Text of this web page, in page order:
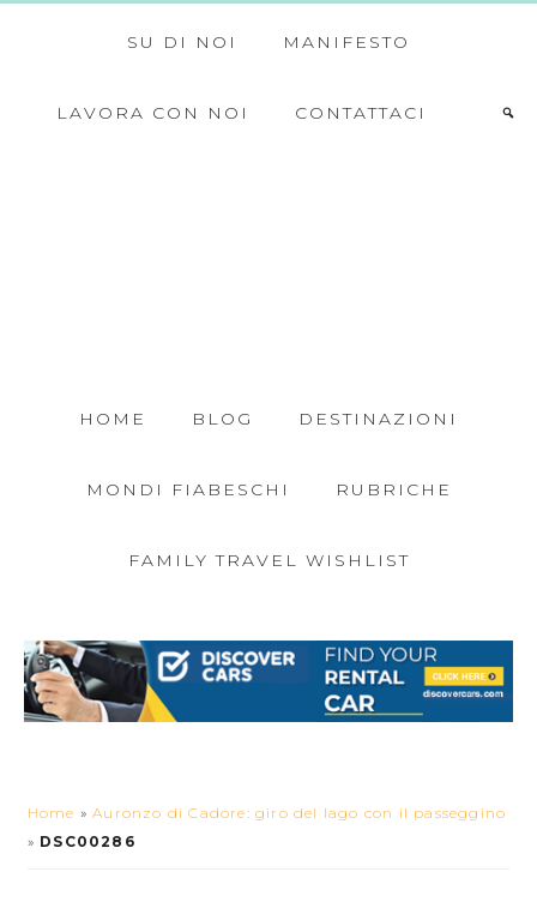
SU DI NOI MANIFESTO
LAVORA CON NOI CONTATTACI
HOME BLOG DESTINAZIONI
MONDI FIABESCHI RUBRICHE
FAMILY TRAVEL WISHLIST
Home »Auronzo di Cadore: giro del lago con il passeggino
» DSC00286